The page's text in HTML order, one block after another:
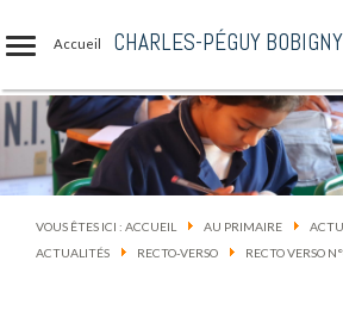
Accueil CHARLES-PÉGUY BOBIGNY
VOUS ÊTES ICI : ACCUEIL AU PRIMAIRE
ACTUALITÉS
RECTO-VERSO RECTO VERSO